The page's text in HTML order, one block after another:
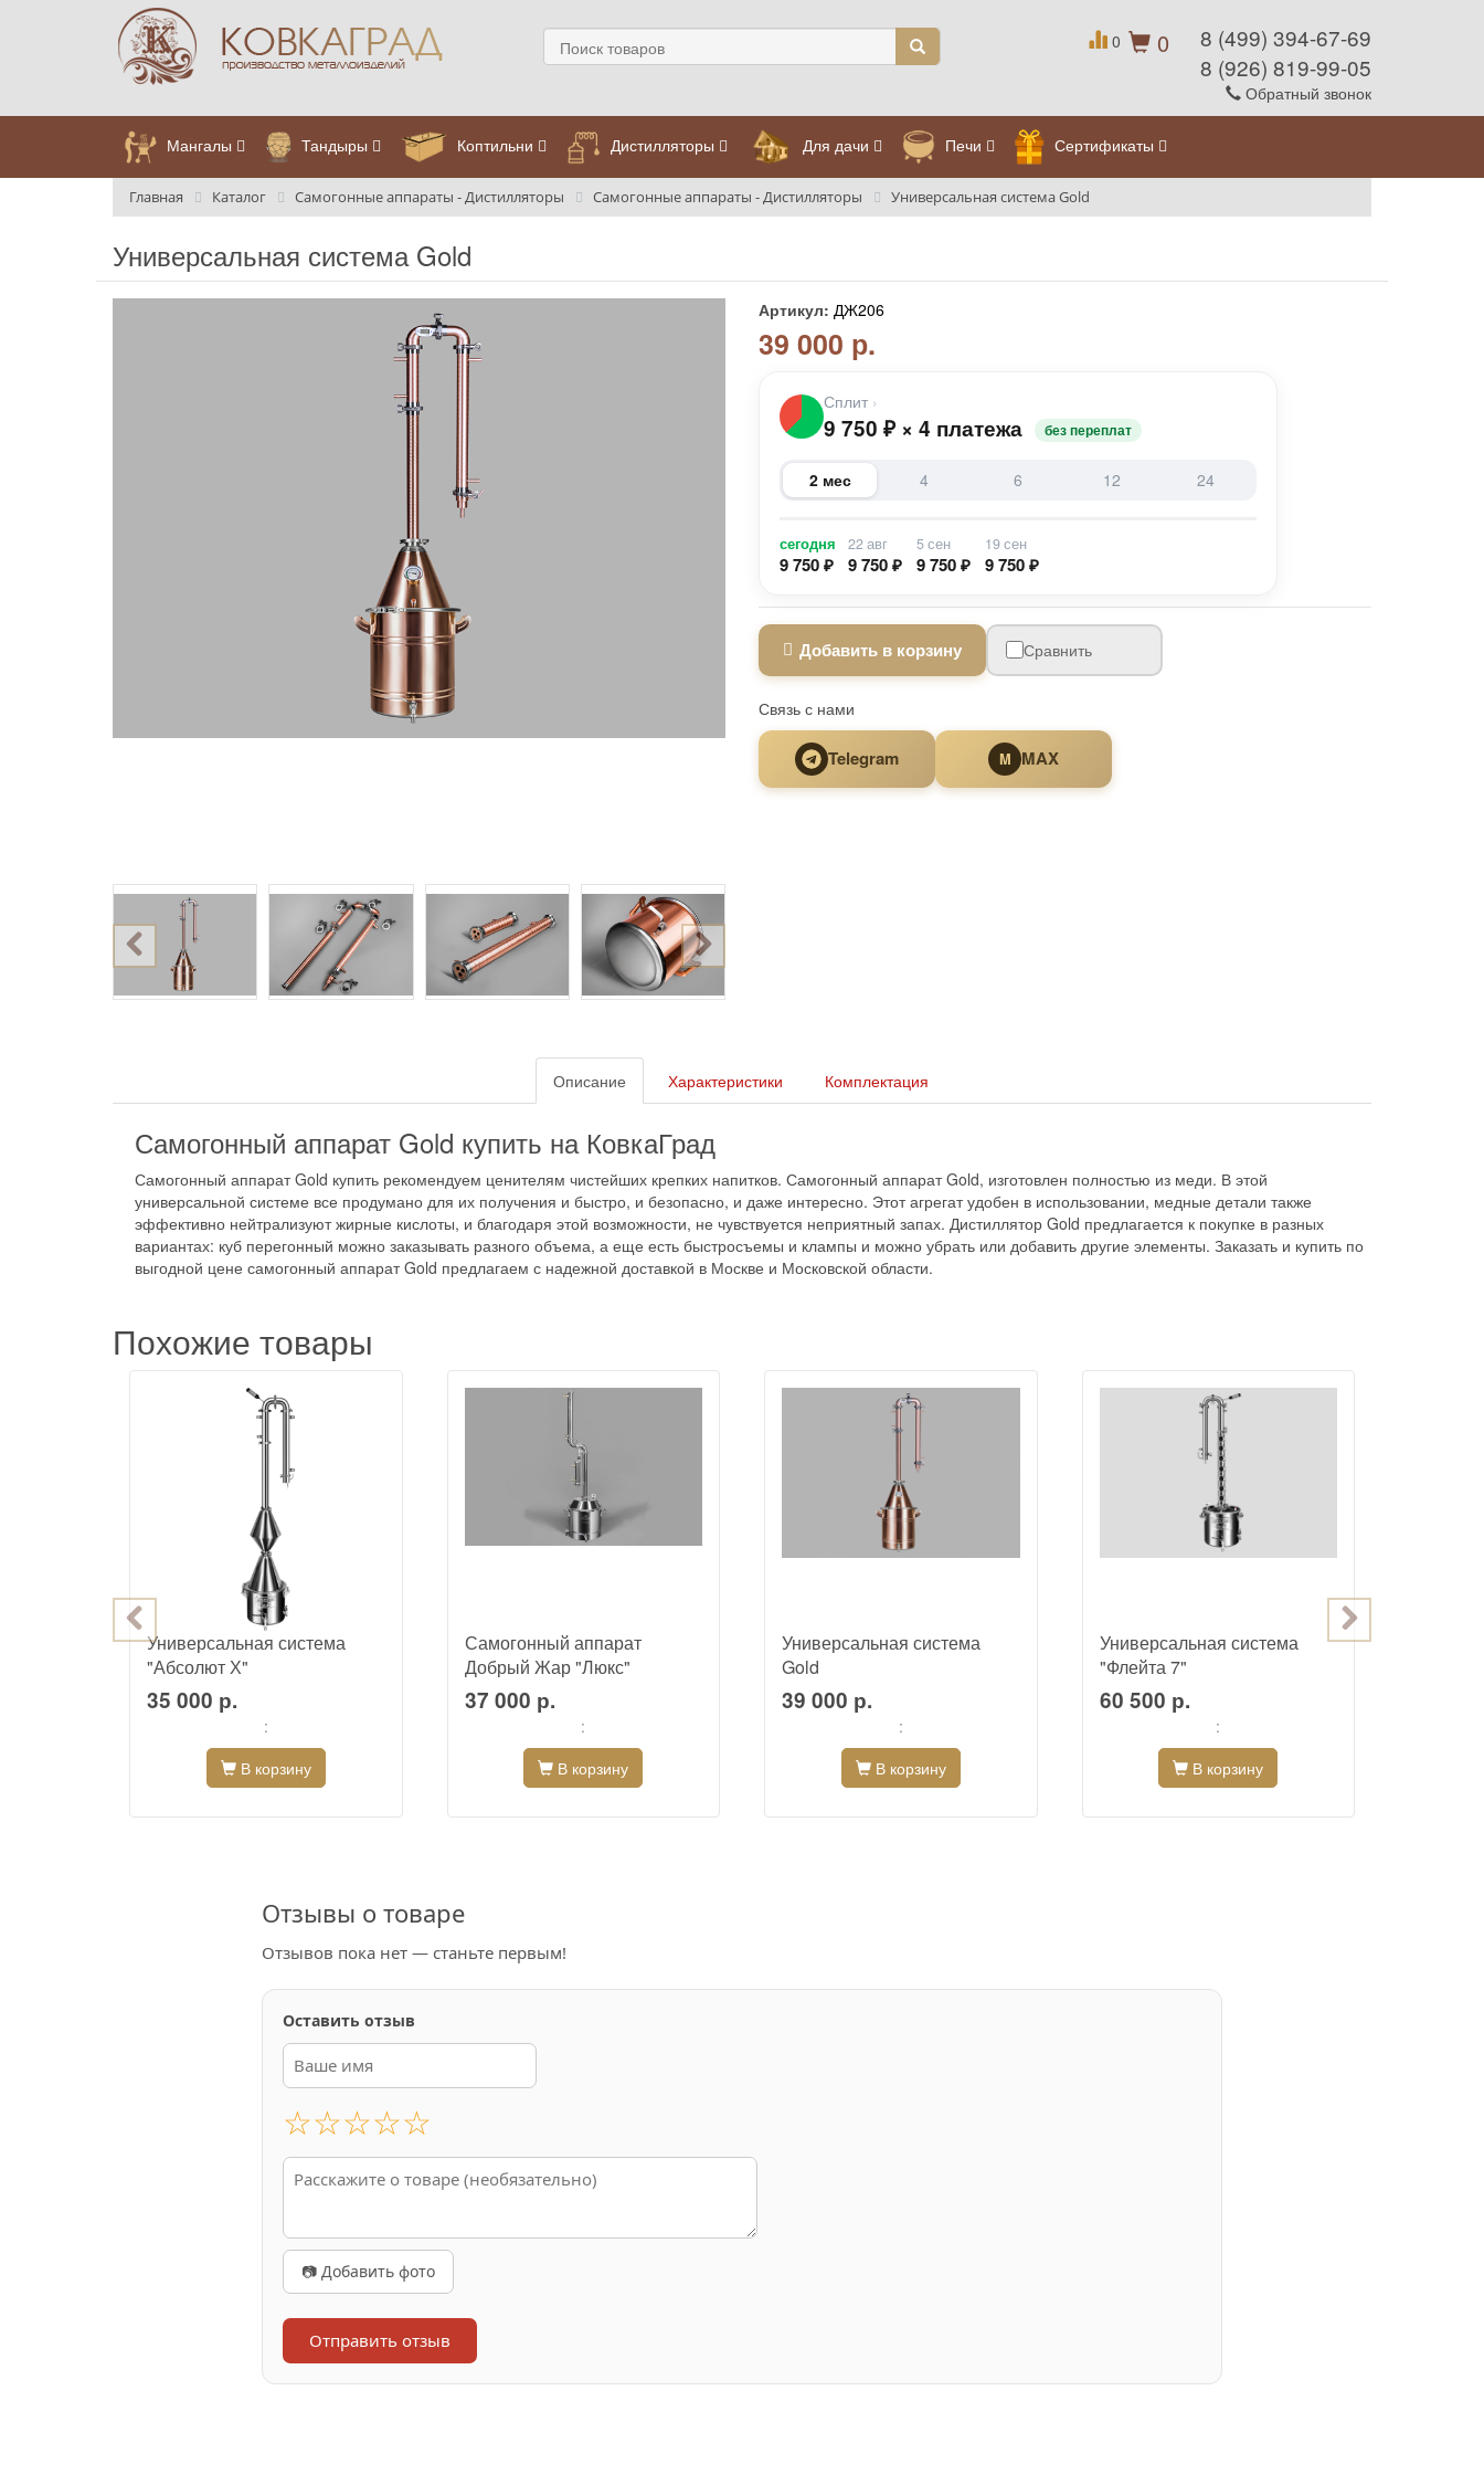
0
0
8 (499) 394-67-69
8 (926) 819-99-05
Обратный звонок
Мангалы Тандыры Коптильни Дистилляторы Для дачи Печи Сертификаты
Главная Каталог Самогонные аппараты - Дистилляторы Самогонные аппараты - Дистилляторы Универсальная система Gold
Универсальная система Gold
Артикул: ДЖ206
39 000 р.
Сплит ›
9 750 ₽ × 4 платежа без переплат
2 мес 4 6 12 24
сегодня
9 750 ₽
22 авг
9 750 ₽
5 сен
9 750 ₽
19 сен
9 750 ₽
Добавить в корзину Сравнить
Связь с нами
Telegram M MAX
Описание Характеристики Комплектация
Самогонный аппарат Gold купить на КовкаГрад
Самогонный аппарат Gold купить рекомендуем ценителям чистейших крепких напитков. Самогонный аппарат Gold, изготовлен полностью из меди. В этой
универсальной системе все продумано для их получения и быстро, и безопасно, и даже интересно. Этот агрегат удобен в использовании, медные детали также
эффективно нейтрализуют жирные кислоты, и благодаря этой возможности, не чувствуется неприятный запах. Дистиллятор Gold предлагается к покупке в разных
вариантах: куб перегонный можно заказывать разного объема, а еще есть быстросъемы и клампы и можно убрать или добавить другие элементы. Заказать и купить по
выгодной цене самогонный аппарат Gold предлагаем с надежной доставкой в Москве и Московской области.
Похожие товары
Универсальная система
"Абсолют Х"
35 000 р.
:
В корзину
Самогонный аппарат
Добрый Жар "Люкс"
37 000 р.
:
В корзину
Универсальная система
Gold
39 000 р.
:
В корзину
Универсальная система
"Флейта 7"
60 500 р.
:
В корзину
Отзывы о товаре
Отзывов пока нет — станьте первым!
Оставить отзыв
☆☆☆☆☆
📷 Добавить фото
Отправить отзыв